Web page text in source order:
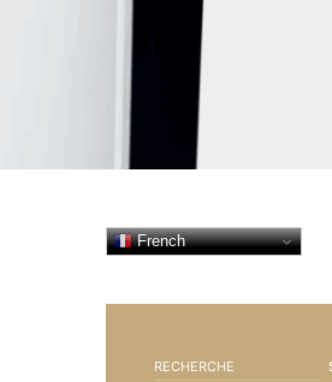
French